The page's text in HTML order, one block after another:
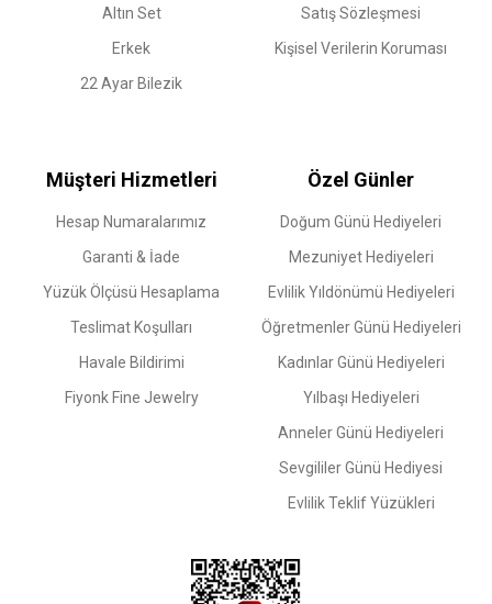
Altın Set
Erkek
22 Ayar Bilezik
Satış Sözleşmesi
Kişisel Verilerin Koruması
Müşteri Hizmetleri
Hesap Numaralarımız
Garanti & İade
Yüzük Ölçüsü Hesaplama
Teslimat Koşulları
Havale Bildirimi
Fiyonk Fine Jewelry
Özel Günler
Doğum Günü Hediyeleri
Mezuniyet Hediyeleri
Evlilik Yıldönümü Hediyeleri
Öğretmenler Günü Hediyeleri
Kadınlar Günü Hediyeleri
Yılbaşı Hediyeleri
Anneler Günü Hediyeleri
Sevgililer Günü Hediyesi
Evlilik Teklif Yüzükleri